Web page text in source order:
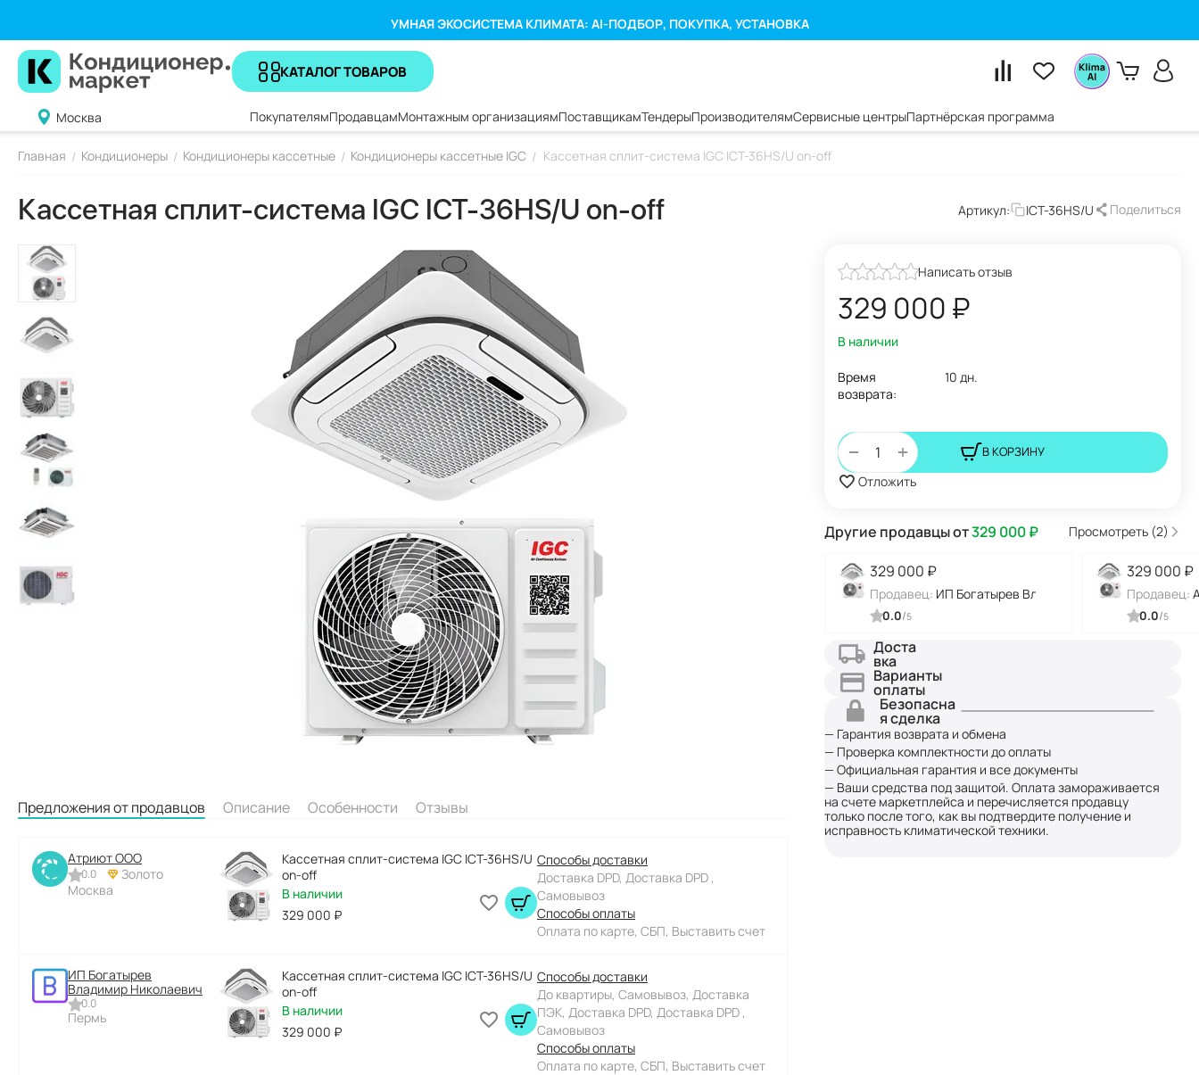
УМНАЯ ЭКОСИСТЕМА КЛИМАТА: AI-ПОДБОР, ПОКУПКА, УСТАНОВКА
КАТАЛОГ ТОВАРОВ
Москва ПокупателямПродавцамМонтажным организациямПоставщикамТендерыПроизводителямСервисные центрыПартнёрская программа
Главная / Кондиционеры / Кондиционеры кассетные / Кондиционеры кассетные IGC / Кассетная сплит-система IGC ICT-36HS/U on-off
Кассетная сплит-система IGC ICT-36HS/U on-off Артикул: ICT-36HS/U Поделиться
Написать отзыв
329 000 ₽
В наличии
Время
возврата:
10 дн.
+
− В КОРЗИНУ
Отложить
Другие продавцы от329 000₽ Просмотреть (2)
329 000 ₽
Продавец: ИП Богатырев Владимир Николаевич
0.0/5
329 000 ₽
Продавец:
0.0/5
Доста
вка
Варианты
оплаты
Безопасна
я сделка
— Гарантия возврата и обмена
— Проверка комплектности до оплаты
— Официальная гарантия и все документы
— Ваши средства под защитой. Оплата замораживается
на счете маркетплейса и перечисляется продавцу
только после того, как вы подтвердите получение и
исправность климатической техники.
Предложения от продавцов Описание Особенности Отзывы
Атриют ООО
0.0
Золото
Москва
Кассетная сплит-система IGC ICT-36HS/U
on-off
В наличии
329 000 ₽
Способы доставки
Доставка DPD, Доставка DPD ,
Самовывоз
Способы оплаты
Оплата по карте, СБП, Выставить счет
ИП Богатырев
Владимир Николаевич
0.0
Пермь
Кассетная сплит-система IGC ICT-36HS/U
on-off
В наличии
329 000 ₽
Способы доставки
До квартиры, Самовывоз, Доставка
ПЭК, Доставка DPD, Доставка DPD ,
Самовывоз
Способы оплаты
Оплата по карте, СБП, Выставить счет